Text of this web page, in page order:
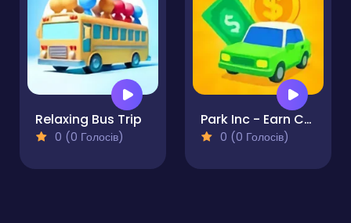
Relaxing Bus Trip
0 (0 Голосів)
Park Inc - Earn Cash
0 (0 Голосів)